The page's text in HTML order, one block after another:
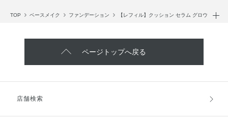
TOP ベースメイク ファンデーション 【レフィル】クッション セラム グロウ
ページトップへ戻る
店舗検索